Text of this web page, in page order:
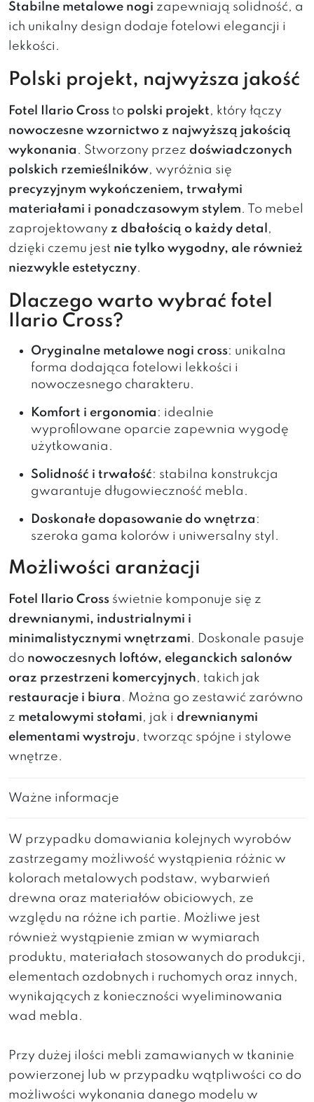
Stabilne metalowe nogi zapewniają solidność, a
ich unikalny design dodaje fotelowi elegancji i
lekkości.
Polski projekt, najwyższa jakość
Fotel Ilario Cross to polski projekt, który łączy
nowoczesne wzornictwo z najwyższą jakością
wykonania . Stworzony przez doświadczonych
polskich rzemieślników, wyróżnia się
precyzyjnym wykończeniem, trwałymi
materiałami i ponadczasowym stylem. To mebel
zaprojektowany z dbałością o każdy detal ,
dzięki czemu jest nie tylko wygodny, ale również
niezwykle estetyczny.
Dlaczego warto wybrać fotel
Ilario Cross?
Oryginalne metalowe nogi cross: unikalna
forma dodająca fotelowi lekkości i
nowoczesnego charakteru.
Komfort i ergonomia : idealnie
wyprofilowane oparcie zapewnia wygodę
użytkowania.
Solidność i trwałość: stabilna konstrukcja
gwarantuje długowieczność mebla.
Doskonałe dopasowanie do wnętrza :
szeroka gama kolorów i uniwersalny styl.
Możliwości aranżacji
Fotel Ilario Cross świetnie komponuje się z
drewnianymi, industrialnymi i
minimalistycznymi wnętrzami. Doskonale pasuje
do nowoczesnych loftów, eleganckich salonów
oraz przestrzeni komercyjnych, takich jak
restauracje i biura . Można go zestawić zarówno
z metalowymi stołami, jak i drewnianymi
elementami wystroju, tworząc spójne i stylowe
wnętrze.
Ważne informacje
W przypadku domawiania kolejnych wyrobów
zastrzegamy możliwość wystąpienia różnic w
kolorach metalowych podstaw, wybarwień
drewna oraz materiałów obiciowych, ze
względu na różne ich partie. Możliwe jest
również wystąpienie zmian w wymiarach
produktu, materiałach stosowanych do produkcji,
elementach ozdobnych i ruchomych oraz innych,
wynikających z konieczności wyeliminowania
wad mebla.
Przy dużej ilości mebli zamawianych w tkaninie
powierzonej lub w przypadku wątpliwości co do
możliwości wykonania danego modelu w